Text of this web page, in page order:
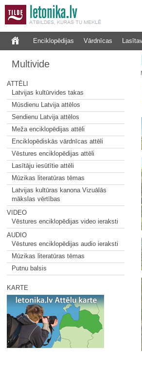
Enciklopēdijas Vārdnīcas
Multivide
ATTĒLI
Latvijas kultūrvides takas
Mūsdienu Latvija attēlos
Sendienu Latvija attēlos
Meža enciklopēdijas attēli
Enciklopēdiskās vārdnīcas attēli
Vēstures enciklopēdijas attēli
Lasītāju iesūtītie attēli
Mūzikas literatūras tēmas
Latvijas kultūras kanona Vizuālās
mākslas vērtības
VIDEO
Vēstures enciklopēdijas video ieraksti
AUDIO
Vēstures enciklopēdijas audio ieraksti
Mūzikas literatūras tēmas
Putnu balsis
KARTE